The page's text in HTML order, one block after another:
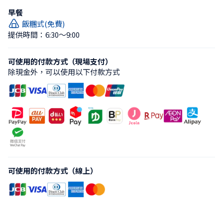
早餐
飯糰式(免費)
提供時間：6:30〜9:00
可使用的付款方式（現場支付）
除現金外，可以使用以下付款方式
可使用的付款方式（線上）